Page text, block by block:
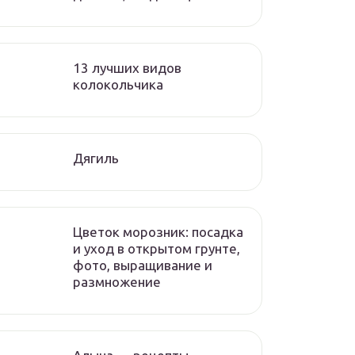
13 лучших видов
колокольчика
Дягиль
Цветок морозник: посадка
и уход в открытом грунте,
фото, выращивание и
размножение